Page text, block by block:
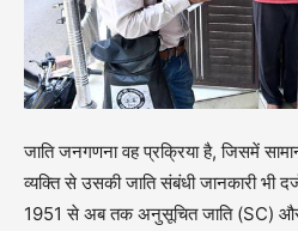
जाति जनगणना वह प्रक्रिया है, जिसमें
व्यक्ति से उसकी जाति संबंधी जानकारी भी
1951 से अब तक अनुसूचित जाति (SC)